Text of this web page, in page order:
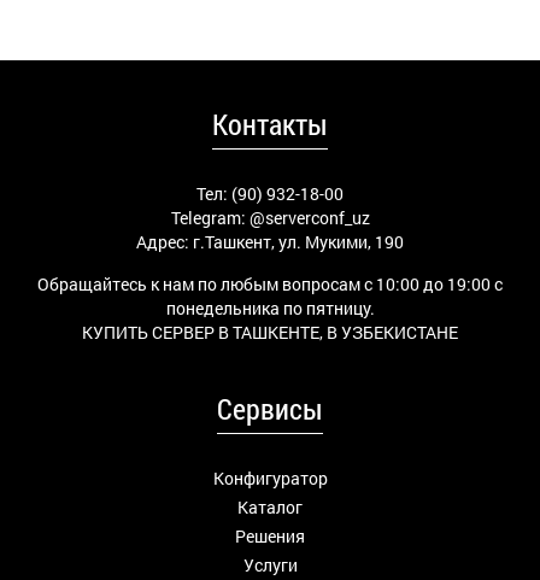
Контакты
Тел: (90) 932-18-00
Telegram: @serverconf_uz
Адрес: г.Ташкент, ул. Мукими, 190
Обращайтесь к нам по любым вопросам с 10:00 до 19:00 с
понедельника по пятницу.
КУПИТЬ СЕРВЕР В ТАШКЕНТЕ, В УЗБЕКИСТАНЕ
Сервисы
Конфигуратор
Каталог
Решения
Услуги